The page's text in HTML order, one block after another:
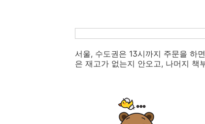
서울, 수도권은 13시까지 주문을 하
은 재고가 없는지 안오고, 나머지 책